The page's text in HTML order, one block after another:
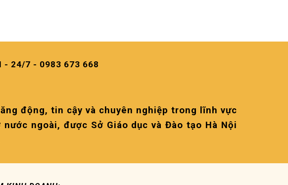
- 24/7 - 0983 673 668
động, tin cậy và chuyên nghiệp trong lĩnh vực
ngoài, được Sở Giáo dục và Đào tạo Hà Nội